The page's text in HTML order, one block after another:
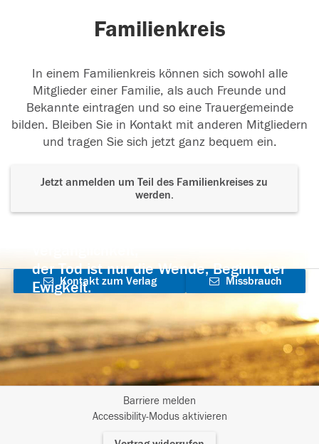
Familienkreis
In einem Familienkreis können sich sowohl alle
Mitglieder einer Familie, als auch Freunde und
Bekannte eintragen und so eine Trauergemeinde
bilden. Bleiben Sie in Kontakt mit anderen Mitgliedern
und tragen Sie sich jetzt ganz bequem ein.
Jetzt anmelden um Teil des Familienkreises zu
werden.
der Tod ist nur die Wende, Beginn der
Ewigkeit.
Kontakt zum Verlag
aufnehmen
Missbrauch
Barriere melden
Accessibility-Modus aktivieren